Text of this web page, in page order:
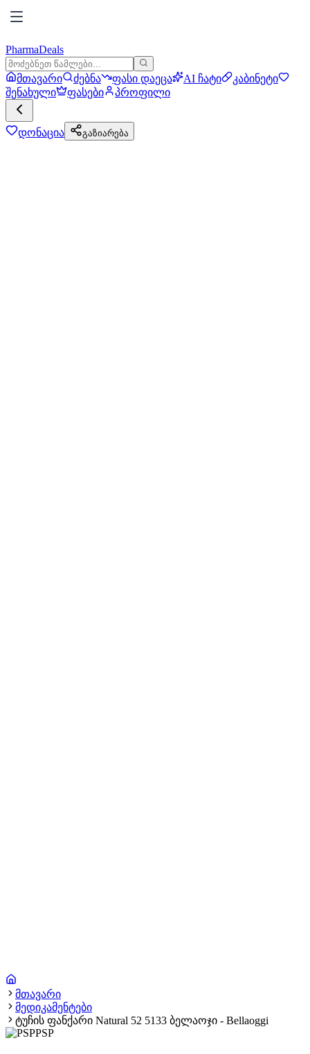
PharmaDeals
მთავარი ძებნა ფასი დაეცა AI ჩატი
კაბინეტი
შენახული
ფასები პროფილი
დონაცია გაზიარება
მთავარი
მედიკამენტები
ტუჩის ფანქარი Natural 52 5133 ბელაოჯი - Bellaoggi
PSP